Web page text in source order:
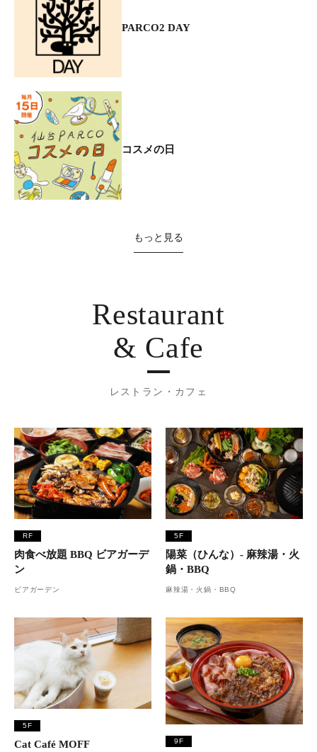
PARCO2 DAY
コスメの日
もっと見る
Restaurant
& Cafe
レストラン・カフェ
RF
肉食べ放題 BBQ ビアガーデ
ン
ビアガーデン
5F
陽菜（ひんな）- 麻辣湯・火
鍋・BBQ
麻辣湯・火鍋・BBQ
5F
Cat Café MOFF 9F